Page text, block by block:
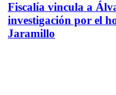
Fiscalía vincula a
investigación por el
Jaramillo